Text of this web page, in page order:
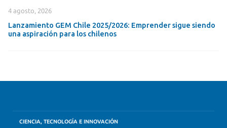
4 agosto, 2026
Lanzamiento GEM Chile 2025/2026: Emprender sigue siendo
una aspiración para los chilenos
CIENCIA, TECNOLOGÍA E INNOVACIÓN